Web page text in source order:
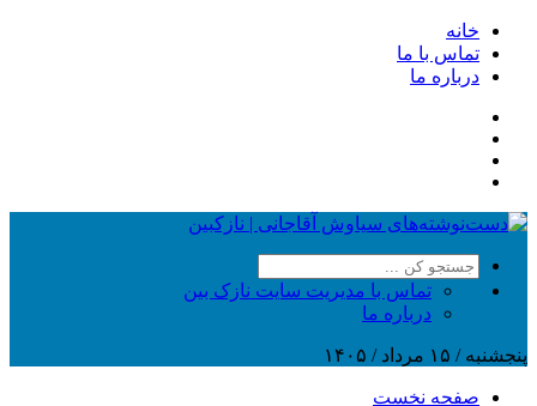
خانه
تماس با ما
درباره ما
تماس با مدیریت سایت نازک بین
درباره ما
پنجشنبه / ۱۵ مرداد / ۱۴۰۵
صفحه نخست